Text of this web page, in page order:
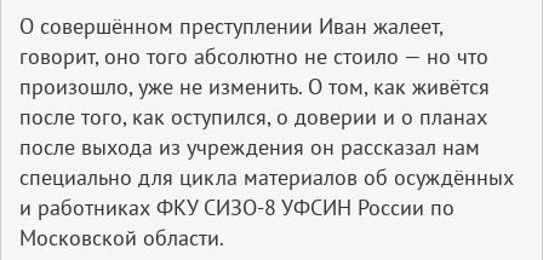
О совершённом преступлении Иван жалеет,
говорит, оно того абсолютно не стоило — но что
произошло, уже не изменить. О том, как живётся
после того, как оступился, о доверии и о планах
после выхода из учреждения он рассказал нам
специально для цикла материалов об осуждённых
и работниках ФКУ СИЗО-8 УФСИН России по
Московской области.